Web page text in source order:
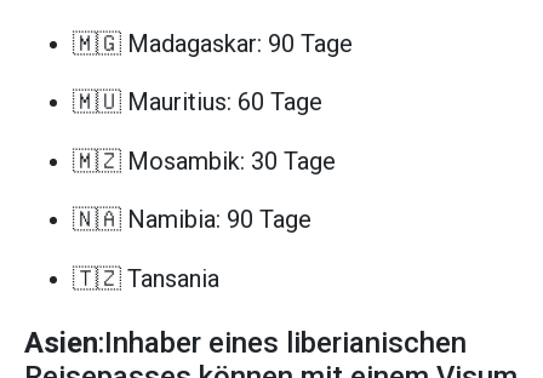
🇲🇬 Madagaskar: 90 Tage
🇲🇺 Mauritius: 60 Tage
🇲🇿 Mosambik: 30 Tage
🇳🇦 Namibia: 90 Tage
🇹🇿 Tansania
Asien:Inhaber eines liberianischen